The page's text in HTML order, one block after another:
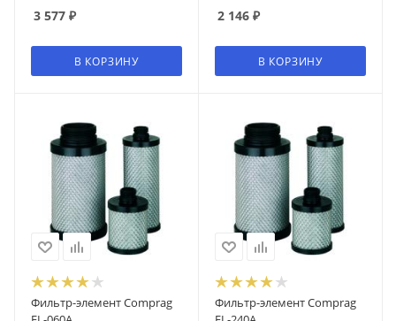
3 577 ₽
В КОРЗИНУ
2 146 ₽
В КОРЗИНУ
Фильтр-элемент Comprag
Фильтр-элемент Comprag